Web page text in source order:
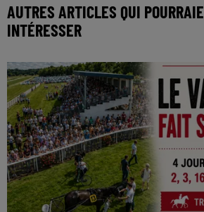
AUTRES ARTICLES QUI
INTÉRESSER